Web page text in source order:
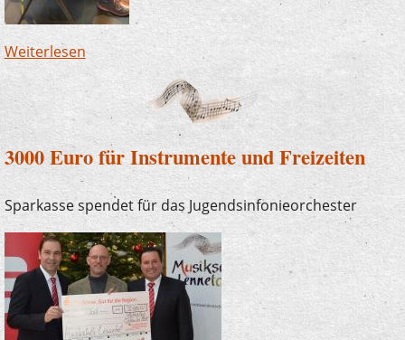
Weiterlesenüber Impressionen vom Benefizkonzert
3000 Euro für Instrumente und Freizeiten
Sparkasse spendet für das Jugendsinfonieorchester